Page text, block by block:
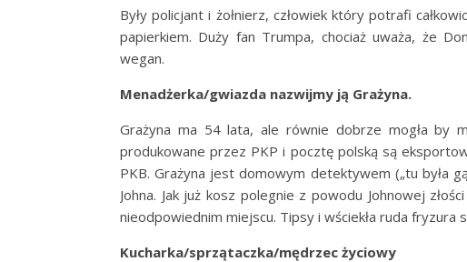
Były policjant i żołnierz, człowiek który potrafi
papierkiem. Duży fan Trumpa, chociaż uważa, że
wegan.
Menadżerka/gwiazda nazwijmy ją Grażyna.
Grażyna ma 54 lata, ale równie dobrze mogła by
produkowane przez PKP i pocztę polską są
PKB. Grażyna jest domowym detektywem („tu była
Johna. Jak już kosz polegnie z powodu Johnowej
nieodpowiednim miejscu. Tipsy i wściekła ruda fryzura
Kucharka/sprzątaczka/mędrzec życiowy